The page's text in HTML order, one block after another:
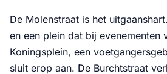
De Molenstraat is het
en een plein dat bij evenementen
Koningsplein, een
sluit erop aan. De Burchtstraat